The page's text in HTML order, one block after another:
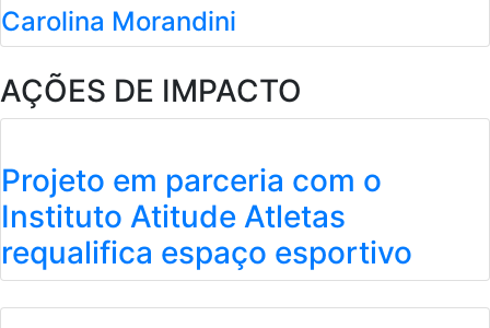
Carolina Morandini
AÇÕES DE IMPACTO
Projeto em parceria com o
Instituto Atitude Atletas
requalifica espaço esportivo